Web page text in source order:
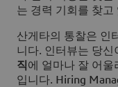
는 경력 기회를 찾고
산게타의 통찰은 인
니다. 인터뷰는 당
직에 얼마나 잘 어울
입니다. Hiring